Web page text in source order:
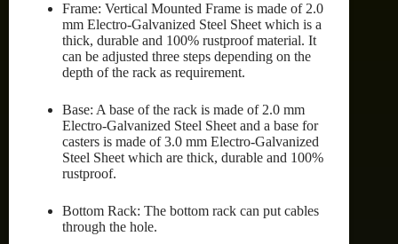
Frame: Vertical Mounted Frame is made of 2.0
mm Electro-Galvanized Steel Sheet which is a
thick, durable and 100% rustproof material. It
can be adjusted three steps depending on the
depth of the rack as requirement.
Base: A base of the rack is made of 2.0 mm
Electro-Galvanized Steel Sheet and a base for
casters is made of 3.0 mm Electro-Galvanized
Steel Sheet which are thick, durable and 100%
rustproof.
Bottom Rack: The bottom rack can put cables
through the hole.